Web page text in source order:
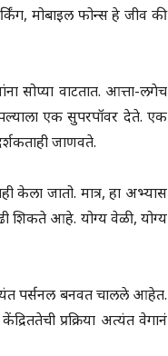
मोबाइल फोन्स हे जीव की
सोप्या वाटतात. आत्ता-लगेच
एक सुपरपॉवर देते. एक
जाणवते.
केला जातो. मात्र, हा अभ्यास
शिकते आहे. योग्य वेळी, योग्य
पर्सनल बनवत चालले आहेत.
प्रक्रिया अत्यंत वेगानं